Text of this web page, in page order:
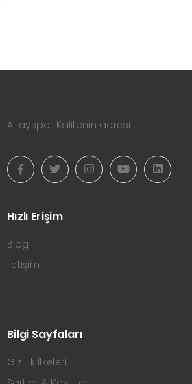
Altayspot Kalitenin adresi
Hızlı Erişim
Blog
İletişim
Bilgi Sayfaları
Gizlilik İlkeleri